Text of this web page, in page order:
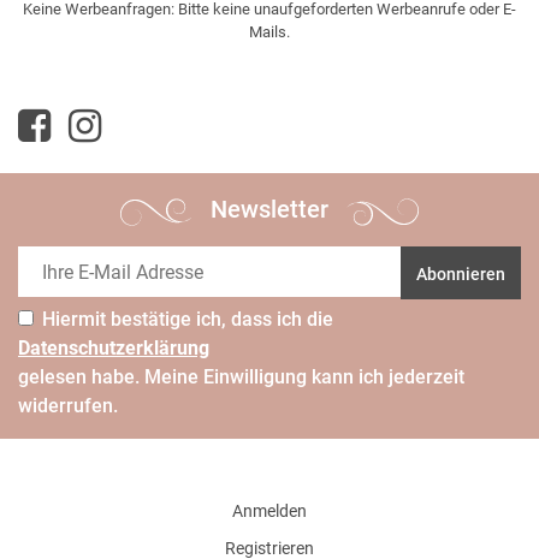
Keine Werbeanfragen: Bitte keine unaufgeforderten Werbeanrufe oder E-
Mails.
Newsletter
Abonnieren
Hiermit bestätige ich, dass ich die
Daten­schutz­erklärung
gelesen habe. Meine Einwilligung kann ich jederzeit
widerrufen.
Anmelden
Registrieren